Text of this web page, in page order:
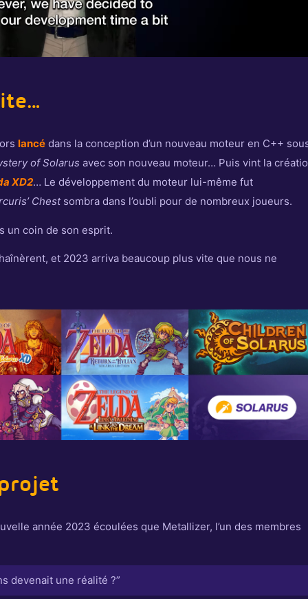
lancé dans la conception d’un nouveau moteur en C++
of Solarus avec son nouveau moteur… Puis vint la
XD2… Le développement du moteur lui-même fut
Chestsombra dans l’oubli pour de nombreux joueurs.
un coin de son esprit.
et 2023 arriva beaucoup plus vite que nous ne
année 2023 écoulées que Metallizer, l’un des membres
devenait une réalité ?”